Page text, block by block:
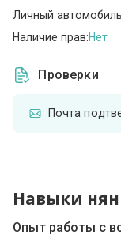
Личный
Наличие прав:Нет
Проверки
Почта
Навыки
Опыт работы с